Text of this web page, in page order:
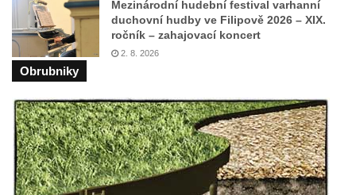
Mezinárodní hudební festival varhanní
duchovní hudby ve Filipově 2026 – XIX.
ročník – zahajovací koncert
2. 8. 2026
Obrubniky